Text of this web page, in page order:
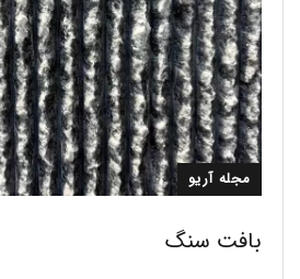
مجله آریو
بافت سنگ